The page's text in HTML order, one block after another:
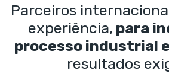
Parceiros
experiência, para
processo industrial e
resultados